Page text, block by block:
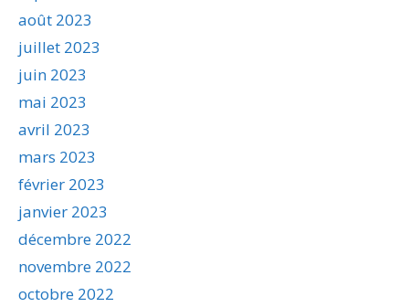
août 2023
juillet 2023
juin 2023
mai 2023
avril 2023
mars 2023
février 2023
janvier 2023
décembre 2022
novembre 2022
octobre 2022